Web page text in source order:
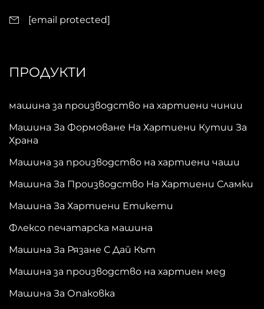
[email protected]
ПРОДУКТИ
машина за производство на хартиени чинии
Машина За Формоване На Хартиени Кутии За
Храна
Машина за производство на хартиени чаши
Машина За Производство На Хартиени Сламки
Машина За Хартиени Етикети
Флексо печатарска машина
Машина За Рязане С Дай Кът
Машина за производство на хартиен мед
Машина За Опаковка